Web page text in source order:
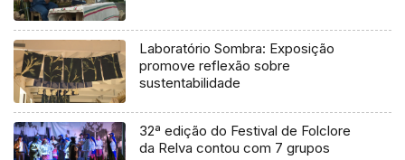
Laboratório Sombra: Exposição
promove reflexão sobre
sustentabilidade
32ª edição do Festival de Folclore
da Relva contou com 7 grupos